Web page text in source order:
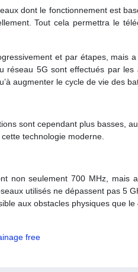
dont le fonctionnement est
Tout cela permettra le
et par étapes, mais
réseau 5G sont effectués par
augmenter le cycle de vie des
sont cependant plus basses,
technologie moderne.
non seulement 700 MHz,
utilisés ne dépassent pas 5
aux obstacles physiques que le
free